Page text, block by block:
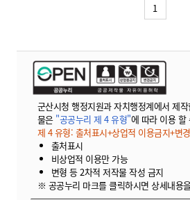
1
군산시청 행정지원과 자치행정계에서 제
물은 "공공누리 제 4 유형"에 따라 이용 할
제 4 유형: 출처표시+상업적 이용금지+변
출처표시
비상업적 이용만 가능
변형 등 2차적 저작물 작성 금지
※ 공공누리 마크를 클릭하시면 상세내용